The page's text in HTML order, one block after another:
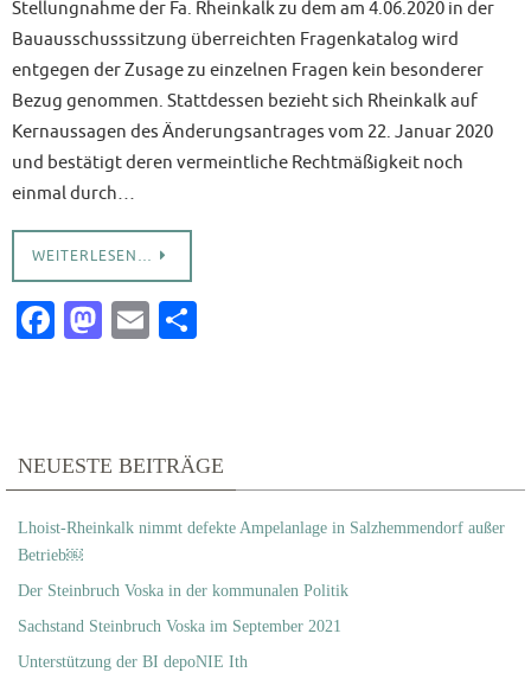
Stellungnahme der Fa. Rheinkalk zu dem am 4.06.2020 in der
Bauausschusssitzung überreichten Fragenkatalog wird
entgegen der Zusage zu einzelnen Fragen kein besonderer
Bezug genommen. Stattdessen bezieht sich Rheinkalk auf
Kernaussagen des Änderungsantrages vom 22. Januar 2020
und bestätigt deren vermeintliche Rechtmäßigkeit noch
einmal durch…
WEITERLESEN…
Fa
o
o
k
M
o
n
E
NEUESTE BEITRÄGE
Lhoist-Rheinkalk nimmt defekte Ampelanlage in Salzhemmendorf außer
Betrieb￼
Der Steinbruch Voska in der kommunalen Politik
Sachstand Steinbruch Voska im September 2021
Unterstützung der BI depoNIE Ith